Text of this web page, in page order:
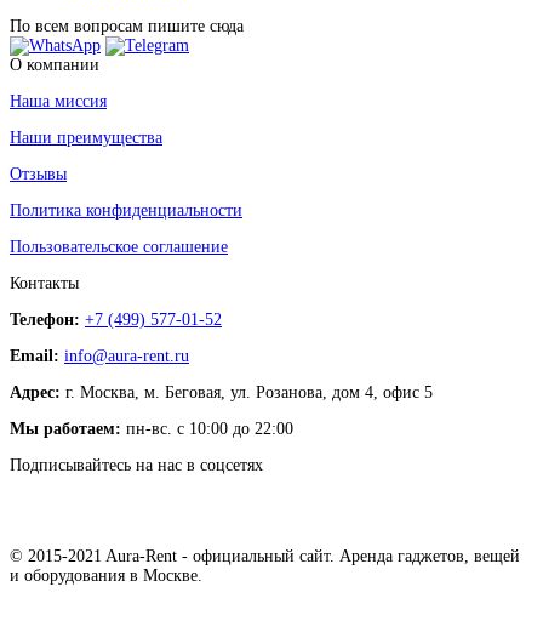
По всем вопросам пишите сюда
О компании
Наша миссия
Наши преимущества
Отзывы
Политика конфиденциальности
Пользовательское соглашение
Контакты
Телефон: +7 (499) 577-01-52
Email: info@aura-rent.ru
Адрес: г. Москва, м. Беговая, ул. Розанова, дом 4, офис 5
Мы работаем: пн-вс. с 10:00 до 22:00
Подписывайтесь на нас в соцсетях
© 2015-2021 Aura-Rent - официальный сайт. Аренда гаджетов, вещей
и оборудования в Москве.